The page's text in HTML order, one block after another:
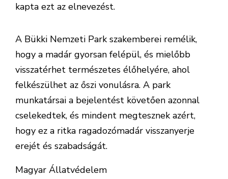
kapta ezt az elnevezést.
A Bükki Nemzeti Park szakemberei remélik,
hogy a madár gyorsan felépül, és mielőbb
visszatérhet természetes élőhelyére, ahol
felkészülhet az őszi vonulásra. A park
munkatársai a bejelentést követően azonnal
cselekedtek, és mindent megtesznek azért,
hogy ez a ritka ragadozómadár visszanyerje
erejét és szabadságát.
Magyar Állatvédelem